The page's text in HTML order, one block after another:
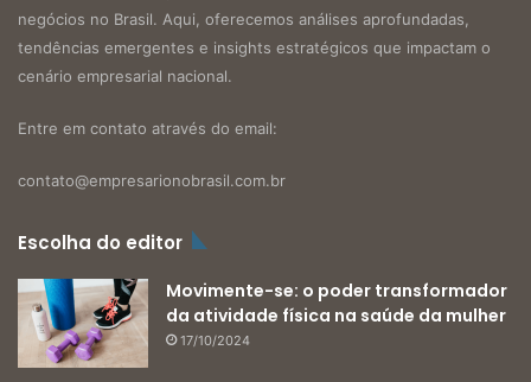
negócios no Brasil. Aqui, oferecemos análises aprofundadas,
tendências emergentes e insights estratégicos que impactam o
cenário empresarial nacional.
Entre em contato através do email:
contato@empresarionobrasil.com.br
Escolha do editor
Movimente-se: o poder transformador
da atividade física na saúde da mulher
17/10/2024